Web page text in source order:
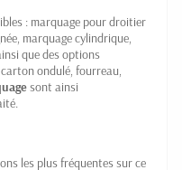
: marquage pour droitier
marquage cylindrique,
que des options
ondulé, fourreau,
sont ainsi
les plus fréquentes sur ce